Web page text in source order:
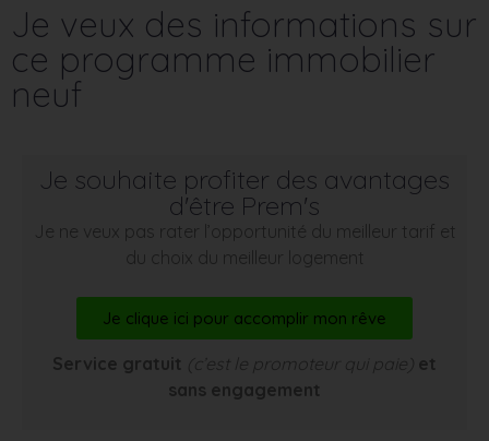
Je veux des informations sur
ce programme immobilier
neuf
Je souhaite profiter des avantages
d'être Prem's
Je ne veux pas rater l’opportunité du meilleur tarif et
du choix du meilleur logement
Je clique ici pour accomplir mon rêve
Service gratuit (c’est le promoteur qui paie) et
sans engagement